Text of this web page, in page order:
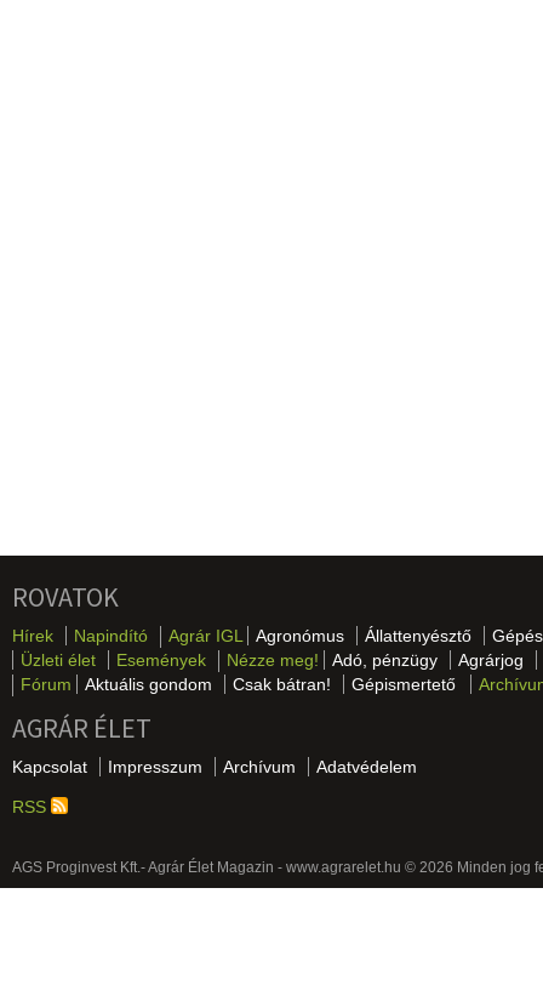
ROVATOK
Hírek Napindító Agrár IGL Agronómus Állattenyésztő
Üzleti élet
Események Nézze meg! Adó, pénzügy
Agrárjog
Fórum
Aktuális gondom Csak bátran! Gépismertető
AGRÁR ÉLET
Kapcsolat Impresszum Archívum Adatvédelem
RSS
AGS Proginvest Kft.- Agrár Élet Magazin - www.agrarelet.hu © 2026 Minden jog